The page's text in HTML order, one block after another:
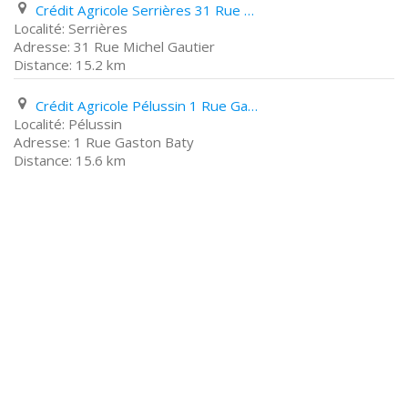
Crédit Agricole Serrières 31 Rue Michel Gautier
Serrières
31 Rue Michel Gautier
15.2 km
Crédit Agricole Pélussin 1 Rue Gaston Baty
Pélussin
1 Rue Gaston Baty
15.6 km